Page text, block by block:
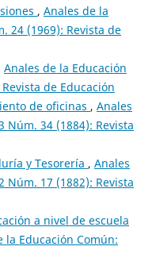
, Anales de la
24 (1969): Revista de
Anales de la Educación
de Educación
de oficinas , Anales
Núm. 34 (1884): Revista
y Tesorería , Anales
Núm. 17 (1882): Revista
a nivel de escuela
la Educación Común: